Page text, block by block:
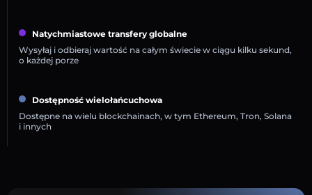
Natychmiastowe transfery globalne
Wysyłaj i odbieraj wartość na całym świecie w ciągu kilku sekund,
o każdej porze
Dostępność wielołańcuchowa
Dostępne na wielu blockchainach, w tym Ethereum, Tron, Solana
i innych